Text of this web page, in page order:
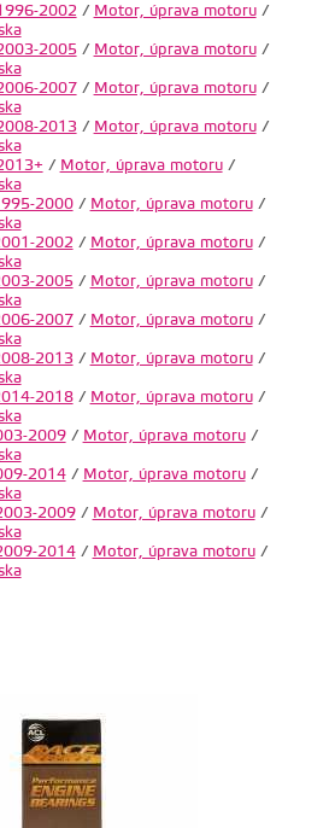
2002 / Motor, úprava motoru/
2005/ Motor, úprava motoru/
2007/ Motor, úprava motoru/
2013/ Motor, úprava motoru/
/ Motor, úprava motoru/
2000/ Motor, úprava motoru/
2002 / Motor, úprava motoru/
2005/ Motor, úprava motoru/
2007/ Motor, úprava motoru/
2013/ Motor, úprava motoru/
2018/ Motor, úprava motoru/
2009/ Motor, úprava motoru/
2014/ Motor, úprava motoru/
2009/ Motor, úprava motoru/
2014/ Motor, úprava motoru/